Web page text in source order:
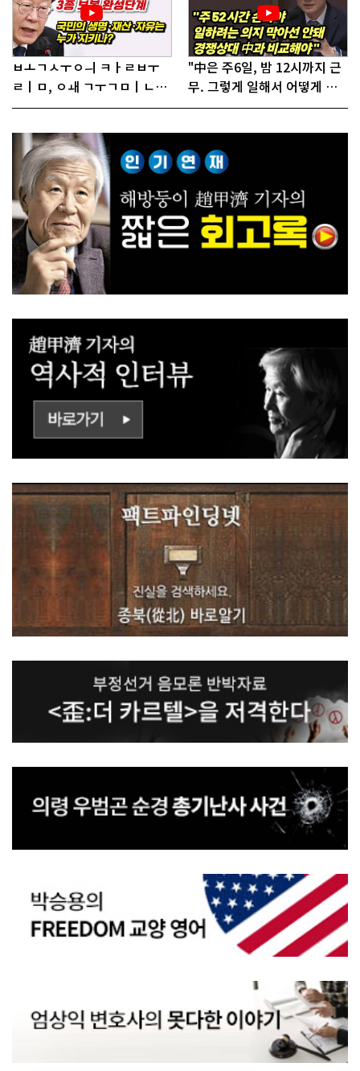
ㅂㅗㄱㅅㅜㅇㅢ ㅋㅏㄹㅂㅜ
ㄹㅣㅁ, ㅇㅙ ㄱㅜㄱㅁㅣㄴㄷ
ㅡㄹㅇㅣ ㄷㅏㅇㅎㅐㅇㅑ ㅎ
"中은 주6일, 밤 12시까지 근
무. 그렇게 일해서 어떻게 경
쟁하냐 반문하더라"